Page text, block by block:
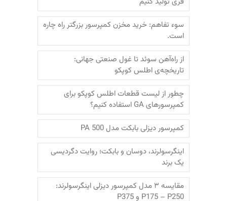
سوء تفاهم: خرید مخزن کمپرسور بزرگتر راه چاره
است.
از راه‌آهن سوئد تا غول صنعتی جهانی:
تاریخچه‌ی اطلس کوپکو
چطور از لیست قطعات اطلس کوپکو برای
کمپرسورهای GA استفاده کنیم؟
کمپرسور دیزلی بابکت مدل PA 500
اینگرسولرند، دوسان و بابکت؛‌ روایت دگردیسی
یک برند
مقایسه ۳ مدل کمپرسور دیزلی اینگرسولرند:
P175 – P250 و P375